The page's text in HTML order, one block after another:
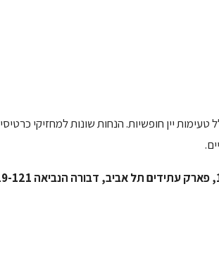
לקהל בוגר (18+). מחיר הכניסה 140 ₪, כולל טעימות יין חופשיות. הנחות שונות למחזיקי כרטיסי